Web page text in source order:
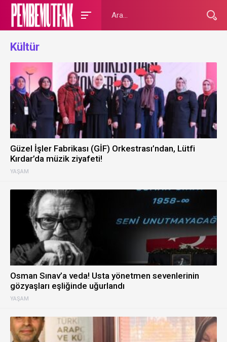
Kültür
YAŞAM
Güzel İşler Fabrikası (GİF) Orkestrası’ndan, Lütfi
Kırdar’da müzik ziyafeti!
YAŞAM
Osman Sınav’a veda! Usta yönetmen sevenlerinin
gözyaşları eşliğinde uğurlandı